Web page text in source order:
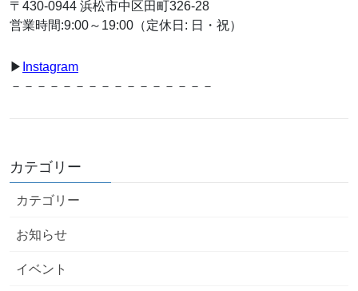
〒430-0944 浜松市中区田町326-28
営業時間:9:00～19:00（定休日: 日・祝）
▶︎ Instagram
－－－－－－－－－－－－－－－－
カテゴリー
カテゴリー
お知らせ
イベント